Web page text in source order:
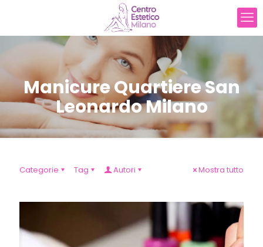
Manicure Quartiere San
Leonardo Milano
Categorie Tag Autori Mostra tutto